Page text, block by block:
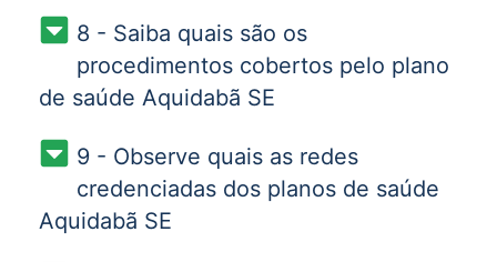
8 - Saiba quais são os
procedimentos cobertos pelo plano
de saúde Aquidabã SE
9 - Observe quais as redes
credenciadas dos planos de saúde
Aquidabã SE